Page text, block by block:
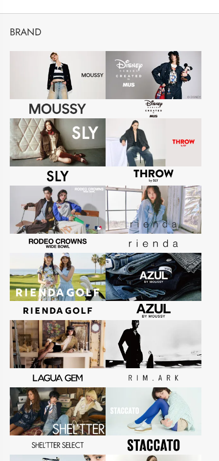
BRAND